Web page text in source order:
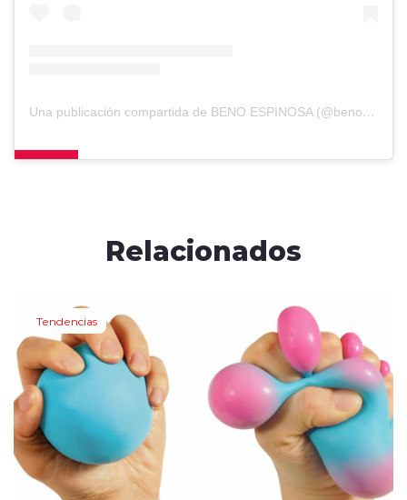
Una publicación compartida de BENO ESPINOSA (@benoespinosa)
Relacionados
Tendencias